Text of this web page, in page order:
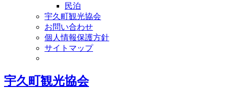
民泊
宇久町観光協会
お問い合わせ
個人情報保護方針
サイトマップ
宇久町観光協会